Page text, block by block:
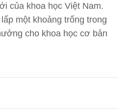
của khoa học Việt Nam.
một khoảng trống trong
cho khoa học cơ bản